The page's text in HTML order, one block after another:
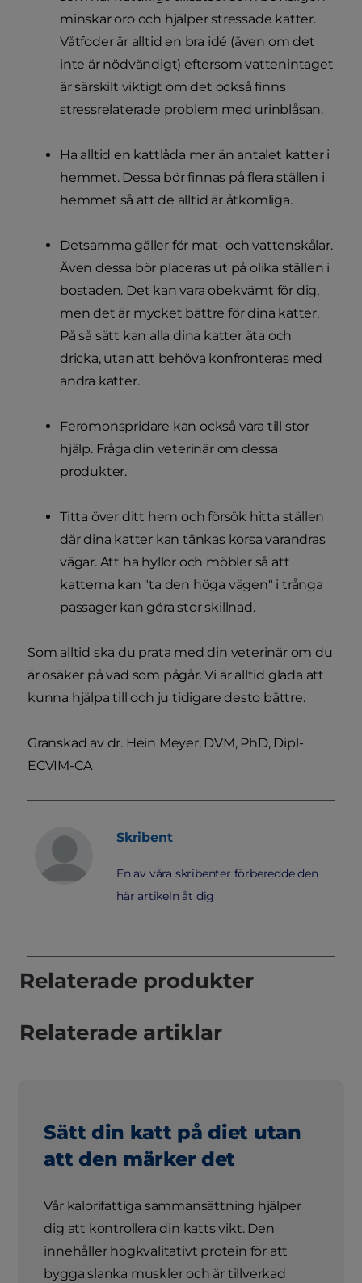
minskar oro och hjälper stressade katter.
Våtfoder är alltid en bra idé (även om det
inte är nödvändigt) eftersom vattenintaget
är särskilt viktigt om det också finns
stressrelaterade problem med urinblåsan.
Ha alltid en kattlåda mer än antalet katter i
hemmet. Dessa bör finnas på flera ställen i
hemmet så att de alltid är åtkomliga.
Detsamma gäller för mat- och vattenskålar.
Även dessa bör placeras ut på olika ställen i
bostaden. Det kan vara obekvämt för dig,
men det är mycket bättre för dina katter.
På så sätt kan alla dina katter äta och
dricka, utan att behöva konfronteras med
andra katter.
Feromonspridare kan också vara till stor
hjälp. Fråga din veterinär om dessa
produkter.
Titta över ditt hem och försök hitta ställen
där dina katter kan tänkas korsa varandras
vägar. Att ha hyllor och möbler så att
katterna kan "ta den höga vägen" i trånga
passager kan göra stor skillnad.
Som alltid ska du prata med din veterinär om du
är osäker på vad som pågår. Vi är alltid glada att
kunna hjälpa till och ju tidigare desto bättre.
Granskad av dr. Hein Meyer, DVM, PhD, Dipl-
ECVIM-CA
Skribent
En av våra skribenter förberedde den
här artikeln åt dig
Relaterade produkter
Relaterade artiklar
Sätt din katt på diet utan
att den märker det
Vår kalorifattiga sammansättning hjälper
dig att kontrollera din katts vikt. Den
innehåller högkvalitativt protein för att
bygga slanka muskler och är tillverkad